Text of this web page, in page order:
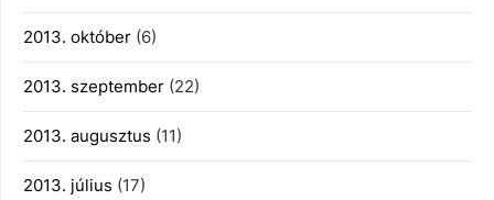
2013. október (6)
2013. szeptember (22)
2013. augusztus (11)
2013. július (17)